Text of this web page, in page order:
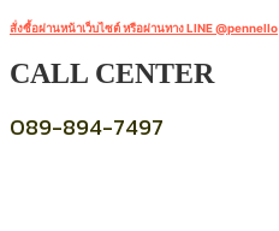
สั่งซื้อผ่านหน้าเว็บไซต์ หรือผ่านทาง LINE @pennello
CALL CENTER
089-894-7497